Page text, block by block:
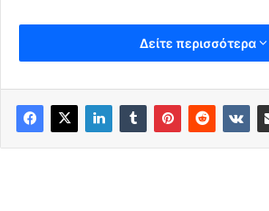
Δείτε περισσότερα